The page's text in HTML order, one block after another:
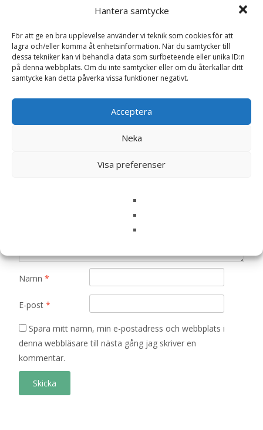
Hantera samtycke
För att ge en bra upplevelse använder vi teknik som cookies för att
lagra och/eller komma åt enhetsinformation. När du samtycker till
dessa tekniker kan vi behandla data som surfbeteende eller unika ID:n
på denna webbplats. Om du inte samtycker eller om du återkallar ditt
samtycke kan detta påverka vissa funktioner negativt.
Acceptera
Neka
Visa preferenser
Recensioner
Det finns inga recensioner än.
Bli först med att recensera ”Disktrasa
Din e-postadress kommer inte publiceras. Obligatoriska fält
Namn *
E-post *
Spara mitt namn, min e-postadress och webbplats i
denna webbläsare till nästa gång jag skriver en
kommentar.